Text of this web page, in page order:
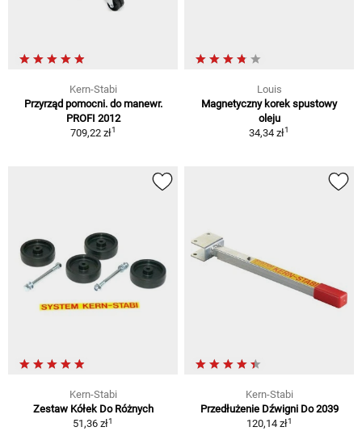
Kern-Stabi
Przyrząd pomocni. do manewr.
PROFI 2012
709,22 zł1
Louis
Magnetyczny korek spustowy
oleju
34,34 zł1
Kern-Stabi
Zestaw Kółek Do Różnych
51,36 zł1
Kern-Stabi
Przedłużenie Dźwigni Do 2039
120,14 zł1